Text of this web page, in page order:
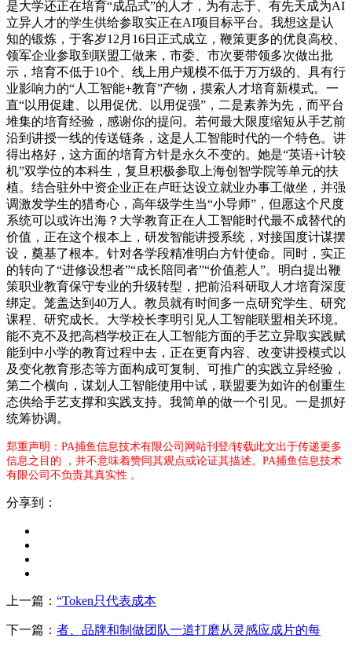
郑重声明：PA捕鱼信息技术有限公司网站刊登/转载此文出于传递更多
信息之目的 ，并不意味着赞同其观点或论证其描述。PA捕鱼信息技术
有限公司不负责其真实性 。
分享到：
上一篇： “Token只代表成本
下一篇： 者、品牌和制做团队一道打磨从灵感应成片的每